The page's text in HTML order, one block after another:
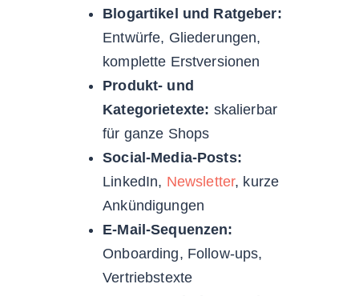
Blogartikel und Ratgeber:
Entwürfe, Gliederungen,
komplette Erstversionen
Produkt- und
Kategorietexte: skalierbar
für ganze Shops
Social-Media-Posts:
LinkedIn, Newsletter, kurze
Ankündigungen
E-Mail-Sequenzen:
Onboarding, Follow-ups,
Vertriebstexte